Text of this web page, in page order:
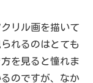
リル画を描いて
れるのはとても
を見ると憧れま
のですが、なか